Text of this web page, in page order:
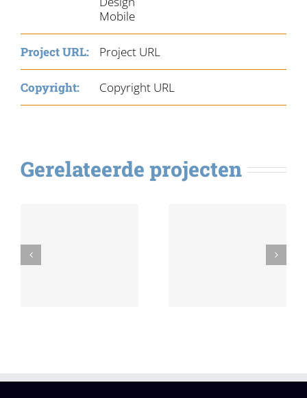
Mobile
Project URL: Project URL
Copyright: Copyright URL
Gerelateerde projecten
Harmony
Creation